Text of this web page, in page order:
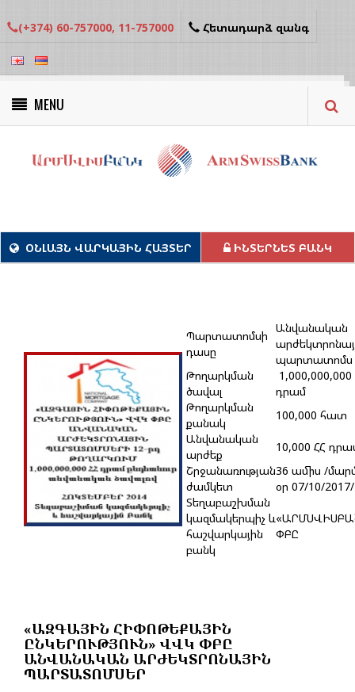
(+374) 60-757000, 11-757000 Հետադարձ զանգ
MENU
ՕՆԼԱՅՆ ՎԱՐԿԱՅԻՆ ՀԱՅՏԵՐ ԻՆՏԵՐՆԵՏ ԲԱՆԿ
Պարտատոմսի
դասը
Անվանական
պարտատոմս
Թողարկման
ծավալ
1,000,000,000
դրամ
Թողարկման
քանակ
100,000 հատ
Անվանական
արժեք
10,000 ՀՀ
Շրջանառության
ժամկետ
36 ամիս /
օր 07/10/2017/
Տեղաբաշխման
կազմակերպիչ և
հաշվարկային
բանկ
ՓԲԸ
«ԱԶԳԱՅԻՆ ՀԻՓՈԹԵՔԱՅԻՆ
ԸՆԿԵՐՈՒԹՅՈՒՆ» ՎՎԿ ՓԲԸ
ԱՆՎԱՆԱԿԱՆ ԱՐԺԵԿՏՐՈՆԱՅԻՆ
ՊԱՐՏԱՏՈՄՍԵՐ